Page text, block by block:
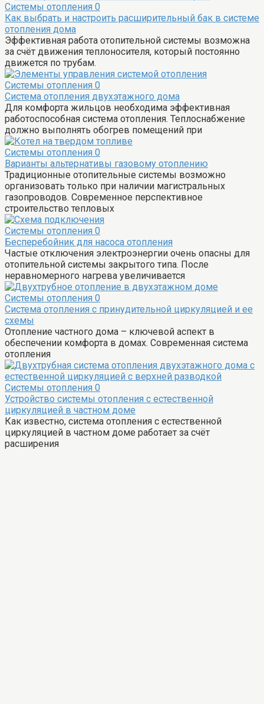
Системы отопления 0
Как выбрать и настроить расширительный бак в системе
отопления дома
Эффективная работа отопительной системы возможна
за счёт движения теплоносителя, который постоянно
движется по трубам.
Системы отопления 0
Система отопления двухэтажного дома
Для комфорта жильцов необходима эффективная
работоспособная система отопления. Теплоснабжение
должно выполнять обогрев помещений при
Системы отопления 0
Варианты альтернативы газовому отоплению
Традиционные отопительные системы возможно
организовать только при наличии магистральных
газопроводов. Современное перспективное
строительство тепловых
Системы отопления 0
Бесперебойник для насоса отопления
Частые отключения электроэнергии очень опасны для
отопительной системы закрытого типа. После
неравномерного нагрева увеличивается
Системы отопления 0
Система отопления с принудительной циркуляцией и ее
схемы
Отопление частного дома – ключевой аспект в
обеспечении комфорта в домах. Современная система
отопления
Системы отопления 0
Устройство системы отопления с естественной
циркуляцией в частном доме
Как известно, система отопления с естественной
циркуляцией в частном доме работает за счёт
расширения